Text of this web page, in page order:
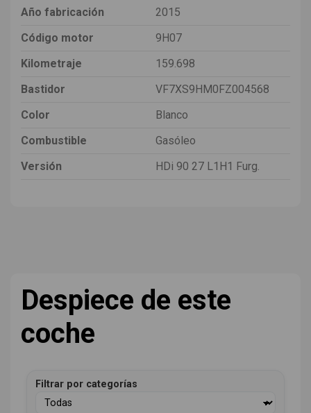
Año fabricación
2015
Código motor
9H07
Kilometraje
159.698
Bastidor
VF7XS9HM0FZ004568
Color
Blanco
Combustible
Gasóleo
Versión
HDi 90 27 L1H1 Furg.
Despiece de este
coche
Filtrar por categorías